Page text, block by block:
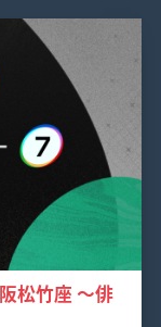
松竹座 ～俳